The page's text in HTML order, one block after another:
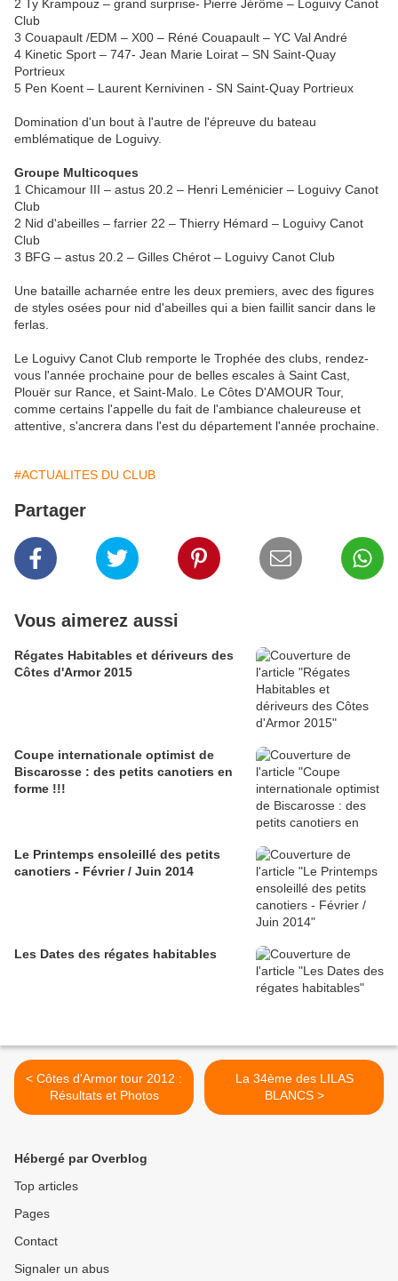
2 Ty Krampouz – grand surprise- Pierre Jérôme – Loguivy Canot
Club
3 Couapault /EDM – X00 – Réné Couapault – YC Val André
4 Kinetic Sport – 747- Jean Marie Loirat – SN Saint-Quay
Portrieux
5 Pen Koent – Laurent Kernivinen - SN Saint-Quay Portrieux
Domination d'un bout à l'autre de l'épreuve du bateau
emblématique de Loguivy.
Groupe Multicoques
1 Chicamour III – astus 20.2 – Henri Leménicier – Loguivy Canot
Club
2 Nid d'abeilles – farrier 22 – Thierry Hémard – Loguivy Canot
Club
3 BFG – astus 20.2 – Gilles Chérot – Loguivy Canot Club
Une bataille acharnée entre les deux premiers, avec des figures
de styles osées pour nid d'abeilles qui a bien faillit sancir dans le
ferlas.
Le Loguivy Canot Club remporte le Trophée des clubs, rendez-
vous l'année prochaine pour de belles escales à Saint Cast,
Plouër sur Rance, et Saint-Malo. Le Côtes D'AMOUR Tour,
comme certains l'appelle du fait de l'ambiance chaleureuse et
attentive, s'ancrera dans l'est du département l'année prochaine.
#ACTUALITES DU CLUB
Partager
Vous aimerez aussi
Régates Habitables et dériveurs des
Côtes d'Armor 2015
Coupe internationale optimist de
Biscarosse : des petits canotiers en
forme !!!
Le Printemps ensoleillé des petits
canotiers - Février / Juin 2014
Les Dates des régates habitables
< Côtes d'Armor tour 2012 :
Résultats et Photos
La 34ème des LILAS
BLANCS >
Hébergé par Overblog
Top articles
Pages
Contact
Signaler un abus